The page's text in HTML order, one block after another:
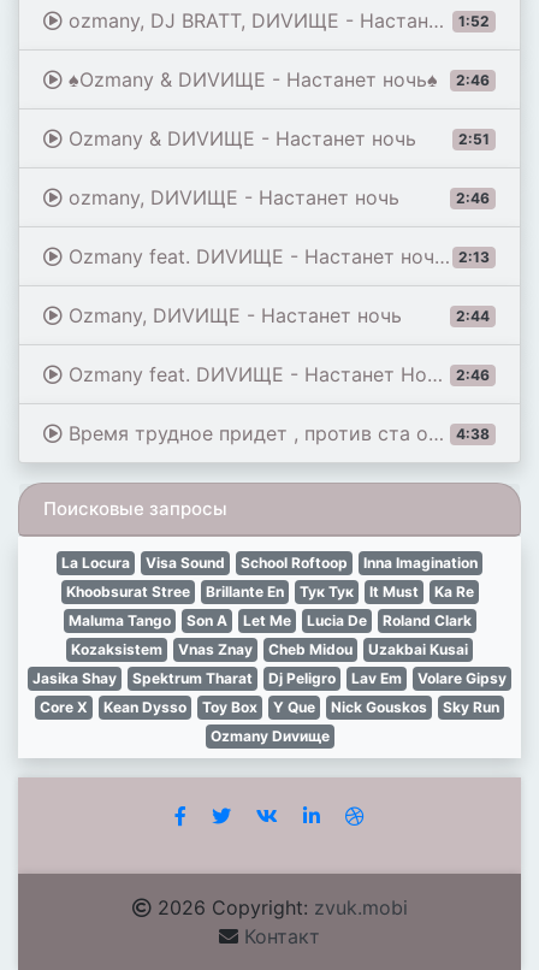
1:52
ozmany, DJ BRATT, DИVИЩЕ - Настанет ночь 2.0 (Single 2026)
2:46
♠️Ozmany & DИVИЩЕ - Настанет ночь♠️
2:51
Ozmany & DИVИЩЕ - Настанет ночь
2:46
ozmany, DИVИЩЕ - Настанет ночь
2:13
Ozmany feat. DИVИЩЕ - Настанет ночь D.Troy remix
2:44
Ozmany, DИVИЩЕ - Настанет ночь
2:46
Ozmany feat. DИVИЩЕ - Настанет Ночь | Drek UST
4:38
Время трудное придет , против ста одинь пойдешь
Поисковые запросы
La Locura Visa Sound School Roftoop
Inna Imagination
Khoobsurat Stree
Brillante En Тук Тук It Must
Ka Re
Maluma Tango
Son A Let Me Lucia De
Roland Clark
Kozaksistem
Vnas Znay Cheb Midou
Uzakbai Kusai
Jasika Shay
Spektrum Tharat Dj Peligro Lav Em
Volare Gipsy
Core X
Kean Dysso Toy Box Y Que Nick Gouskos
Sky Run
Ozmany Dиvище
2026 Copyright: zvuk.mobi
Контакт